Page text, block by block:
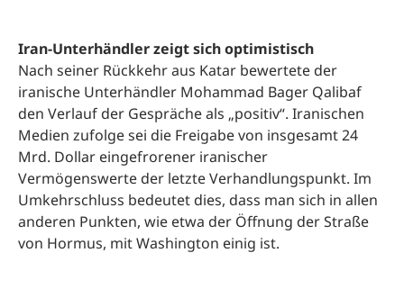
Iran-Unterhändler zeigt sich optimistisch
Nach seiner Rückkehr aus Katar bewertete der
iranische Unterhändler Mohammad Bager Qalibaf
den Verlauf der Gespräche als „positiv“. Iranischen
Medien zufolge sei die Freigabe von insgesamt 24
Mrd. Dollar eingefrorener iranischer
Vermögenswerte der letzte Verhandlungspunkt. Im
Umkehrschluss bedeutet dies, dass man sich in allen
anderen Punkten, wie etwa der Öffnung der Straße
von Hormus, mit Washington einig ist.